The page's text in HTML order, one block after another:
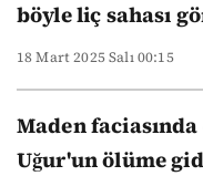
böyle liç sahası
18 Mart 2025 Salı 00:15
Maden
Uğur'un ölüme